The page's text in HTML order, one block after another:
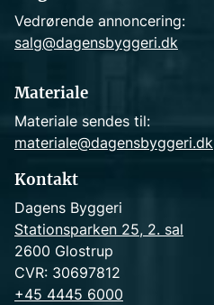
Vedrørende annoncering:
salg@dagensbyggeri.dk
Materiale
Materiale sendes til:
materiale@dagensbyggeri.dk
Kontakt
Dagens Byggeri
Stationsparken 25, 2. sal
2600 Glostrup
CVR: 30697812
+45 4445 6000